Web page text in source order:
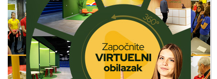
ERASMUS+
OSNOVNA
ŠKOLA